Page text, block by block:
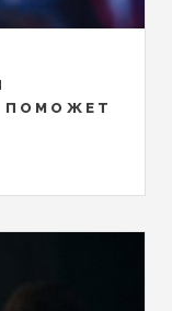
ПОМОЖЕТ